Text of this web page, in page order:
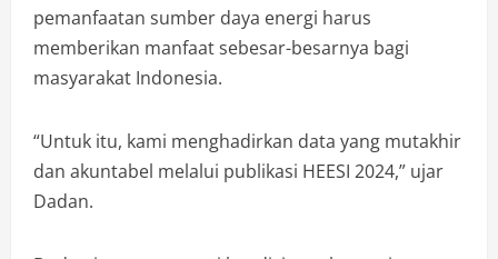
pemanfaatan sumber daya energi harus
memberikan manfaat sebesar-besarnya bagi
masyarakat Indonesia.
“Untuk itu, kami menghadirkan data yang mutakhir
dan akuntabel melalui publikasi HEESI 2024,” ujar
Dadan.